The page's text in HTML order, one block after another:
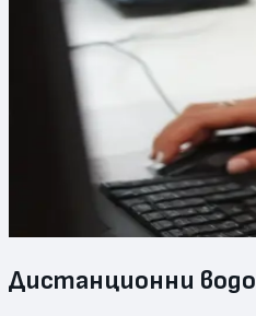
Дистанционни